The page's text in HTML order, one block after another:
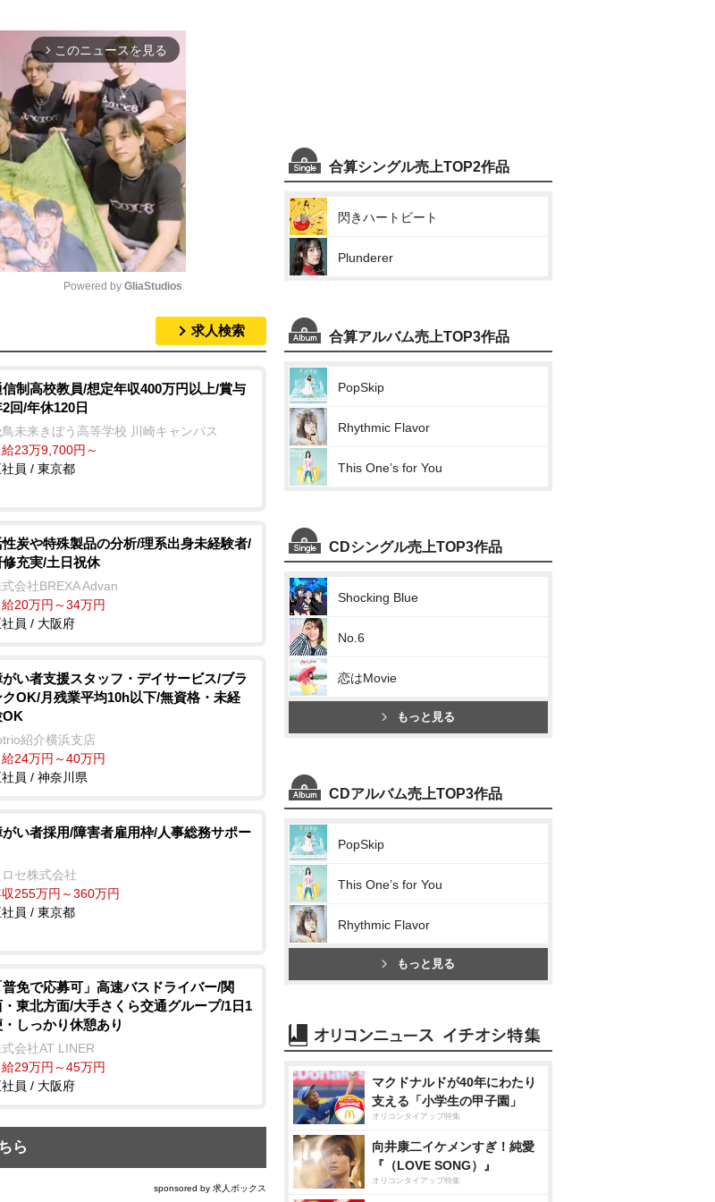
arrow_forward_ios このニュースを見る
t
Powered by GliaStudios
求人検索
信制高校教員/想定年収400万円以上/賞与
回/年休120日
鳥未来きぼう高等学校 川崎キャンパス
給23万9,700円～
員 / 東京都
性炭や特殊製品の分析/理系出身未経験者/
修充実/土日祝休
会社BREXA Advan
給20万円～34万円
員 / 大阪府
がい者支援スタッフ・デイサービス/ブラ
クOK/月残業平均10h以下/無資格・未経
OK
紹介横浜支店
給24万円～40万円
員 / 神奈川県
がい者採用/障害者雇用枠/人事総務サポー
ロセ株式会社
255万円～360万円
員 / 東京都
普免で応募可」高速バスドライバー/関
・東北方面/大手さくら交通グループ/1日1
しっかり休憩あり
会社AT LINER
給29万円～45万円
員 / 大阪府
ら
sponsored by 求人ボックス
合算シングル売上TOP2作品
閃きハートビート
Plunderer
合算アルバム売上TOP3作品
PopSkip
Rhythmic Flavor
This One’s for You
CDシングル売上TOP3作品
Shocking Blue
No.6
恋はMovie
もっと見る
CDアルバム売上TOP3作品
PopSkip
This One’s for You
Rhythmic Flavor
もっと見る
マクドナルドが40年にわたり
支える「小学生の甲子園」
オリコンタイアップ特集
向井康二イケメンすぎ！純愛
『（LOVE SONG）』
オリコンタイアップ特集